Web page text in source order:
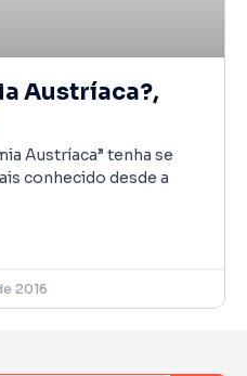
Austríaca?,
Austríaca” tenha se
conhecido desde a
2016